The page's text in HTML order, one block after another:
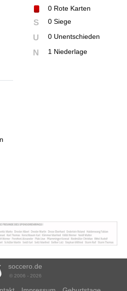
0Rote Karten
S 0 Siege
U 0 Unentschieden
N 1 Niederlage
soccero.de
© 2006 - 2026